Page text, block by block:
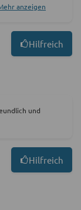
anzeigen
Hilfreich
und
Hilfreich